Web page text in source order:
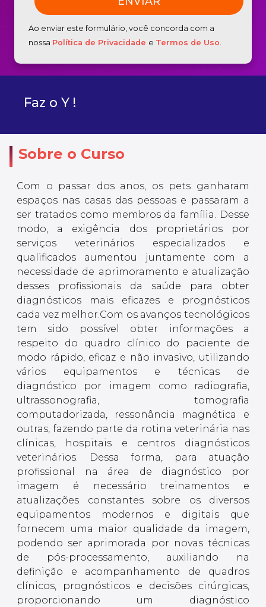
Ao enviar este formulário, você concorda com a
nossa Política de Privacidade e Termos de Uso.
Faz o Y !
Sobre o Curso
Com o passar dos anos, os pets ganharam
espaços nas casas das pessoas e passaram a
ser tratados como membros da família. Desse
modo, a exigência dos proprietários por
serviços veterinários especializados e
qualificados aumentou juntamente com a
necessidade de aprimoramento e atualização
desses profissionais da saúde para obter
diagnósticos mais eficazes e prognósticos
cada vez melhor.Com os avanços tecnológicos
tem sido possível obter informações a
respeito do quadro clínico do paciente de
modo rápido, eficaz e não invasivo, utilizando
vários equipamentos e técnicas de
diagnóstico por imagem como radiografia,
ultrassonografia, tomografia
computadorizada, ressonância magnética e
outras, fazendo parte da rotina veterinária nas
clínicas, hospitais e centros diagnósticos
veterinários. Dessa forma, para atuação
profissional na área de diagnóstico por
imagem é necessário treinamentos e
atualizações constantes sobre os diversos
equipamentos modernos e digitais que
fornecem uma maior qualidade da imagem,
podendo ser aprimorada por novas técnicas
de pós-processamento, auxiliando na
definição e acompanhamento de quadros
clínicos, prognósticos e decisões cirúrgicas,
proporcionando um diagnóstico